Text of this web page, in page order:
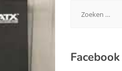
naar:
Facebook